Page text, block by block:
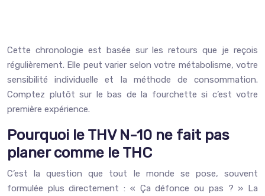
Cette chronologie est basée sur les retours que je reçois
régulièrement. Elle peut varier selon votre métabolisme, votre
sensibilité individuelle et la méthode de consommation.
Comptez plutôt sur le bas de la fourchette si c’est votre
première expérience.
Pourquoi le THV N-10 ne fait pas
planer comme le THC
C’est la question que tout le monde se pose, souvent
formulée plus directement : « Ça défonce ou pas ? » La